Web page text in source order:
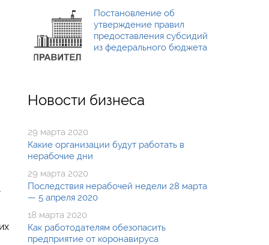
Постановление об
утверждение правил
предоставления субсидий
из федерального бюджета
Новости бизнеса
29 марта 2020
Какие организации будут работать в
нерабочие дни
29 марта 2020
Последствия нерабочей недели 28 марта
— 5 апреля 2020
18 марта 2020
Как работодателям обезопасить
предприятие от коронавируса